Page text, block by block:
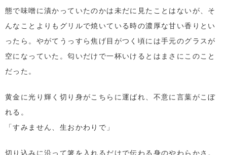
態で味噌に漬かっていたのかは未だに見たことはないが、そ
んなことよりもグリルで焼いている時の濃厚な甘い香りとい
ったら。やがてうっすら焦げ目がつく頃には手元のグラスが
空になっていた。匂いだけで一杯いけるとはまさにこのこと
だった。
黄金に光り輝く切り身がこちらに運ばれ、不意に言葉がこぼ
れる。
「すみません、生おかわりで」
切り込みに沿って箸を入れるだけで伝わる身のやわらかさ。